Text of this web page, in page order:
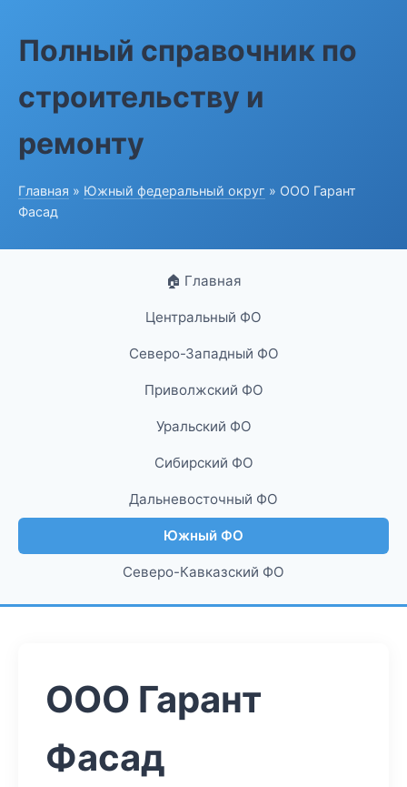
Полный справочник по
строительству и
ремонту
Главная » Южный федеральный округ » ООО Гарант
Фасад
🏠 Главная
Центральный ФО
Северо-Западный ФО
Приволжский ФО
Уральский ФО
Сибирский ФО
Дальневосточный ФО
Южный ФО
Северо-Кавказский ФО
ООО Гарант
Фасад